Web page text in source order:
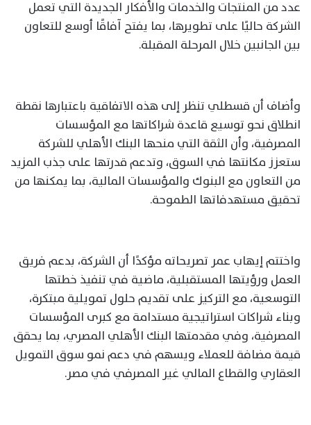
عدد من المنتجات والخدمات والأفكار الجديدة التي تعمل
الشركة حاليًا على تطويرها، بما يفتح آفاقًا أوسع للتعاون
بين الجانبين خلال المرحلة المقبلة.
وأضاف أن قسطلي تنظر إلى هذه الاتفاقية باعتبارها نقطة
انطلاق نحو توسيع قاعدة شراكاتها مع المؤسسات
المصرفية، وأن الثقة التي منحها البنك الأهلي للشركة
ستعزز مكانتها في السوق، وتدعم قدرتها على جذب المزيد
من التعاون مع البنوك والمؤسسات المالية، بما يمكنها من
تحقيق مستهدفاتها الطموحة.
واختتم إيهاب عمر تصريحاته مؤكدًا أن الشركة، بدعم فريق
العمل ورؤيتها المستقبلية، ماضية في تنفيذ خطتها
التوسعية، مع التركيز على تقديم حلول تمويلية مبتكرة،
وبناء شراكات استراتيجية مستدامة مع كبرى المؤسسات
المصرفية، وفي مقدمتها البنك الأهلي المصري، بما يحقق
قيمة مضافة للعملاء ويسهم في دعم نمو سوق التمويل
العقاري والقطاع المالي غير المصرفي في مصر.